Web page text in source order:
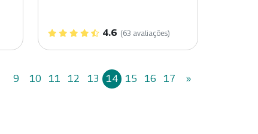
4.6 (63 avaliações)
9 10 11 12 13 14 15 16 17 »